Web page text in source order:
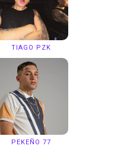
TIAGO PZK
PEKEÑO 77